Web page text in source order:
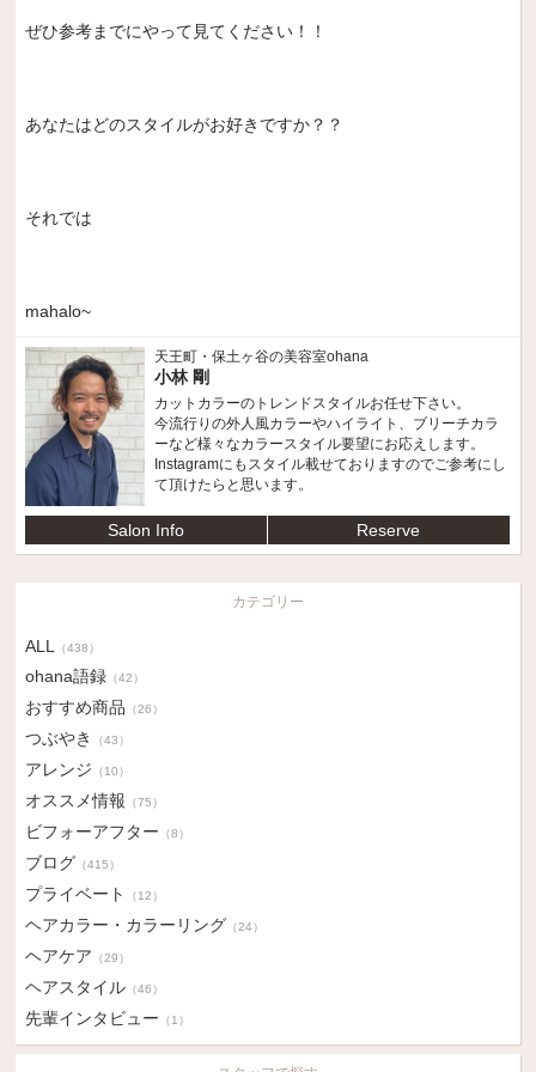
ぜひ参考までにやって見てください！！
あなたはどのスタイルがお好きですか？？
それでは
mahalo~
天王町・保土ヶ谷の美容室ohana
小林 剛
カットカラーのトレンドスタイルお任せ下さい。
今流行りの外人風カラーやハイライト、ブリーチカラ
ーなど様々なカラースタイル要望にお応えします。
Instagramにもスタイル載せておりますのでご参考にし
て頂けたらと思います。
Salon Info Reserve
カテゴリー
ALL （438）
ohana語録 （42）
おすすめ商品 （26）
つぶやき （43）
アレンジ （10）
オススメ情報 （75）
ビフォーアフター （8）
ブログ （415）
プライベート （12）
ヘアカラー・カラーリング （24）
ヘアケア （29）
ヘアスタイル （46）
先輩インタビュー （1）